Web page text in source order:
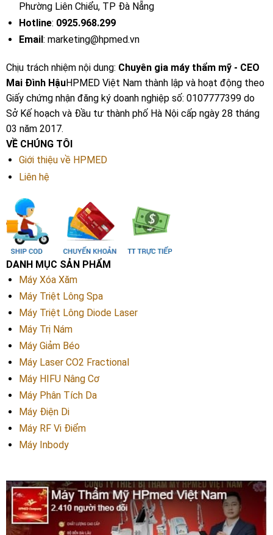
Phường Liên Chiểu, TP Đà Nẵng
Hotline: 0925.968.299
Email : marketing@hpmed.vn
Chịu trách nhiệm nội dung: Chuyên gia máy thẩm mỹ - CEO
Mai Đình HậuHPMED Việt Nam thành lập và hoạt động theo
Giấy chứng nhận đăng ký doanh nghiệp số: 0107777399 do
Sở Kế hoạch và Đầu tư thành phố Hà Nội cấp ngày 28 tháng
03 năm 2017.
VỀ CHÚNG TÔI
Giới thiệu về HPMED
Liên hệ
DANH MỤC SẢN PHẨM
Máy Xóa Xăm
Máy Triệt Lông Spa
Máy Triệt Lông Diode Laser
Máy Trị Nám
Máy Giảm Béo
Máy Laser CO2 Fractional
Máy HIFU Nâng Cơ
Máy Phân Tích Da
Máy Điện Di
Máy RF Vi Điểm
Máy Inbody